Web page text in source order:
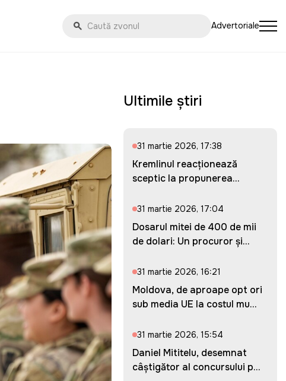
Advertoriale
Ultimile știri
31 martie 2026, 17:38
Kremlinul reacționează
sceptic la propunerea
31 martie 2026, 17:04
Dosarul mitei de 400 de mii
de dolari: Un procuror și...
31 martie 2026, 16:21
Moldova, de aproape opt ori
sub media UE la costul mu...
31 martie 2026, 15:54
Daniel Mititelu, desemnat
câștigător al concursului p...